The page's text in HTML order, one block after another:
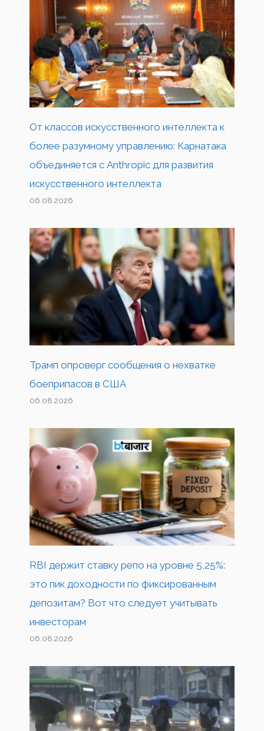
От классов искусственного интеллекта к
более разумному управлению: Карнатака
объединяется с Anthropic для развития
искусственного интеллекта
06.08.2026
Трамп опроверг сообщения о нехватке
боеприпасов в США
06.08.2026
RBI держит ставку репо на уровне 5,25%:
это пик доходности по фиксированным
депозитам? Вот что следует учитывать
инвесторам
06.08.2026